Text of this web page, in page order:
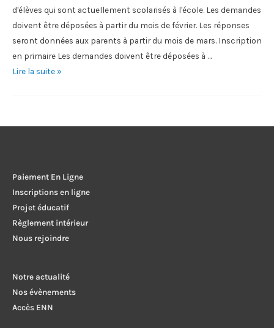
d'élèves qui sont actuellement scolarisés à l'école. Les demandes
doivent être déposées à partir du mois de février. Les réponses
seront données aux parents à partir du mois de mars. Inscription
en primaire Les demandes doivent être déposées à …
PROCÉDURE
Lire la suite »
Paiement En Ligne
Inscriptions en ligne
Projet éducatif
Règlement intérieur
Nous rejoindre
Notre actualité
Nos évènements
Accès ENN